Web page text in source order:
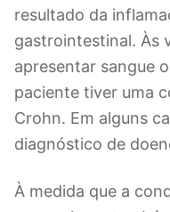
resultado da
gastrointestinal. Às
apresentar sangue
paciente tiver uma
Crohn. Em alguns
diagnóstico de
À medida que a